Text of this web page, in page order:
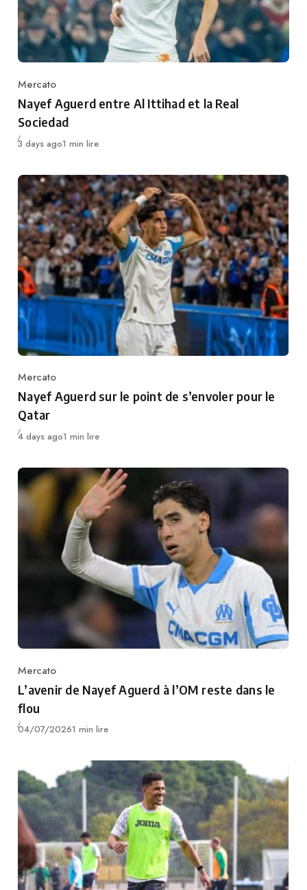
Category
Mercato
Nayef Aguerd entre Al Ittihad et la Real
Sociedad
Publié
3 days ago1 min lire
Category
Mercato
Nayef Aguerd sur le point de s’envoler pour le
Qatar
Publié
4 days ago1 min lire
Category
Mercato
L’avenir de Nayef Aguerd à l’OM reste dans le
flou
Publié
04/07/20261 min lire